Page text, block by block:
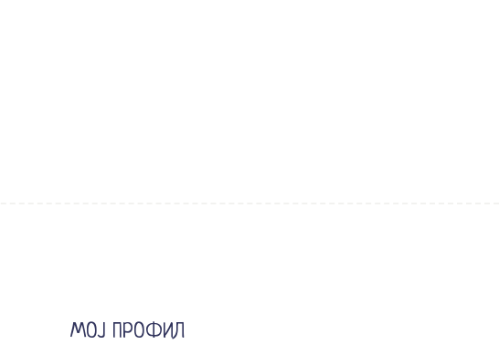
МОЈ ПРОФИЛ